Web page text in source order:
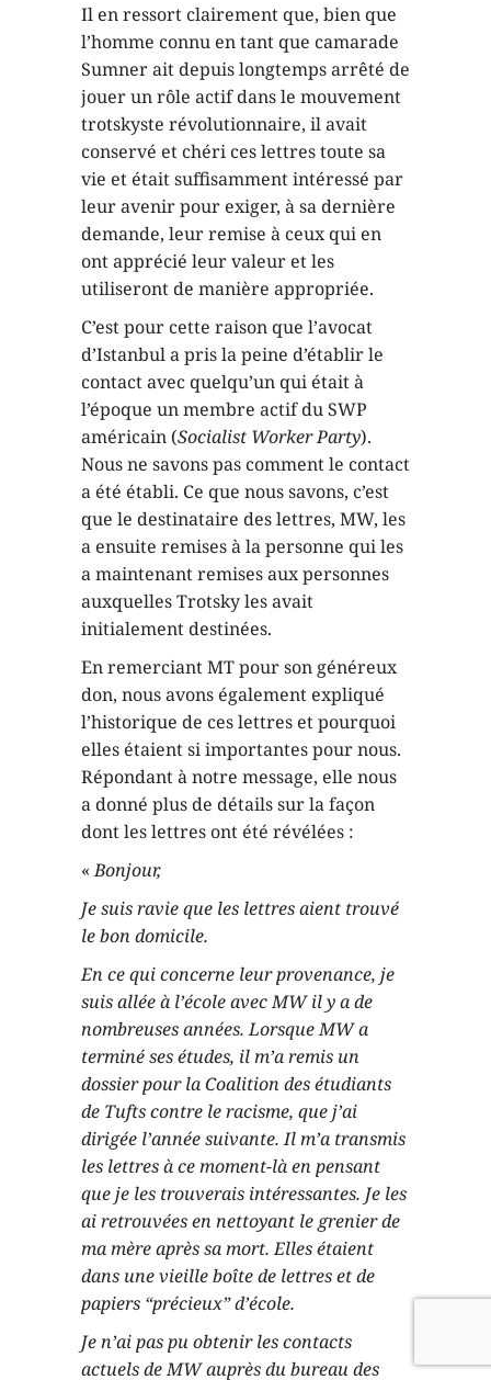
Il en ressort clairement que, bien que
l’homme connu en tant que camarade
Sumner ait depuis longtemps arrêté de
jouer un rôle actif dans le mouvement
trotskyste révolutionnaire, il avait
conservé et chéri ces lettres toute sa
vie et était suffisamment intéressé par
leur avenir pour exiger, à sa dernière
demande, leur remise à ceux qui en
ont apprécié leur valeur et les
utiliseront de manière appropriée.
C’est pour cette raison que l’avocat
d’Istanbul a pris la peine d’établir le
contact avec quelqu’un qui était à
l’époque un membre actif du SWP
américain (Socialist Worker Party).
Nous ne savons pas comment le contact
a été établi. Ce que nous savons, c’est
que le destinataire des lettres, MW, les
a ensuite remises à la personne qui les
a maintenant remises aux personnes
auxquelles Trotsky les avait
initialement destinées.
En remerciant MT pour son généreux
don, nous avons également expliqué
l’historique de ces lettres et pourquoi
elles étaient si importantes pour nous.
Répondant à notre message, elle nous
a donné plus de détails sur la façon
dont les lettres ont été révélées :
«Bonjour,
Je suis ravie que les lettres aient trouvé
le bon domicile.
En ce qui concerne leur provenance, je
suis allée à l’école avec MW il y a de
nombreuses années. Lorsque MW a
terminé ses études, il m’a remis un
dossier pour la Coalition des étudiants
de Tufts contre le racisme, que j’ai
dirigée l’année suivante. Il m’a transmis
les lettres à ce moment-là en pensant
que je les trouverais intéressantes. Je les
ai retrouvées en nettoyant le grenier de
ma mère après sa mort. Elles étaient
dans une vieille boîte de lettres et de
papiers “précieux” d’école.
Je n’ai pas pu obtenir les contacts
actuels de MW auprès du bureau des